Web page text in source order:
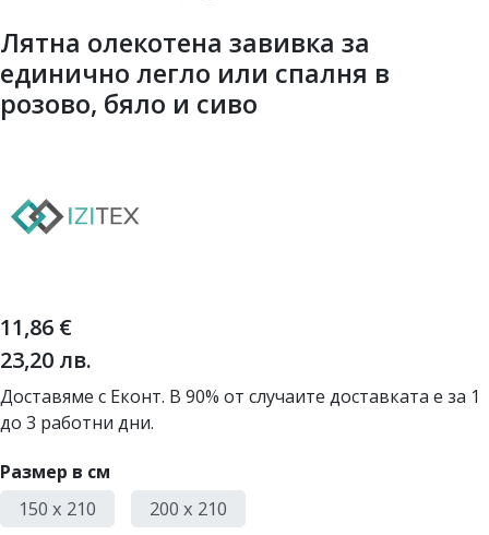
Лятна олекотена завивка за
единично легло или спалня в
розово, бяло и сиво
11,86 €
23,20 лв.
Доставяме с Еконт. В 90% от случаите доставката е за 1
до 3 работни дни.
Размер в см
150 x 210
200 x 210